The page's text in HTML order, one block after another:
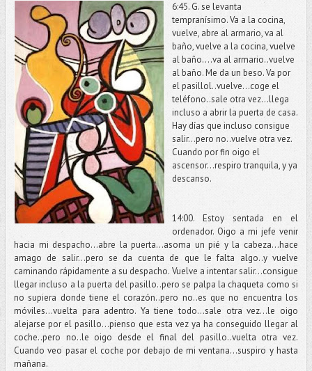
6:45. G. se levanta
tempranísimo. Va a la cocina,
vuelve, abre al armario, va al
baño, vuelve a la cocina, vuelve
al baño….va al armario..vuelve
al baño. Me da un beso. Va por
el pasillol..vuelve…coge el
teléfono..sale otra vez…llega
incluso a abrir la puerta de casa.
Hay días que incluso consigue
salir…pero no..vuelve otra vez.
Cuando por fin oigo el
ascensor…respiro tranquila, y ya
descanso.
14:00. Estoy sentada en el
ordenador. Oigo a mi jefe venir
hacia mi despacho…abre la puerta…asoma un pié y la cabeza…hace
amago de salir…pero se da cuenta de que le falta algo..y vuelve
caminando rápidamente a su despacho. Vuelve a intentar salir…consigue
llegar incluso a la puerta del pasillo..pero se palpa la chaqueta como si
no supiera donde tiene el corazón..pero no..es que no encuentra los
móviles…vuelta para adentro. Ya tiene todo…sale otra vez…le oigo
alejarse por el pasillo…pienso que esta vez ya ha conseguido llegar al
coche..pero no..le oigo desde el final del pasillo..vuelta otra vez.
Cuando veo pasar el coche por debajo de mi ventana…suspiro y hasta
mañana.